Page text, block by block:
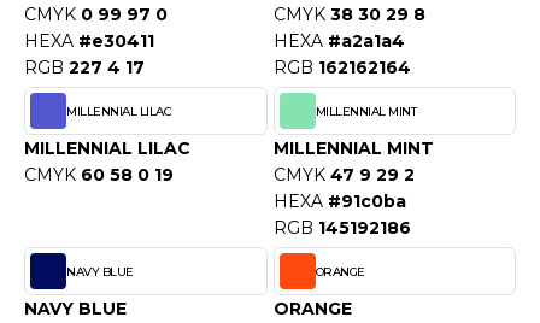
SERIE
CMYK 0 99 97 0
HEXA #e30411
RGB 227 4 17
CMYK 38 30 29 8
HEXA #a2a1a4
RGB 162162164
MILLENNIAL LILAC
MILLENNIAL LILAC
CMYK 60 58 0 19
MILLENNIAL MINT
MILLENNIAL MINT
CMYK 47 9 29 2
HEXA #91c0ba
RGB 145192186
NAVY BLUE
NAVY BLUE
ORANGE
ORANGE